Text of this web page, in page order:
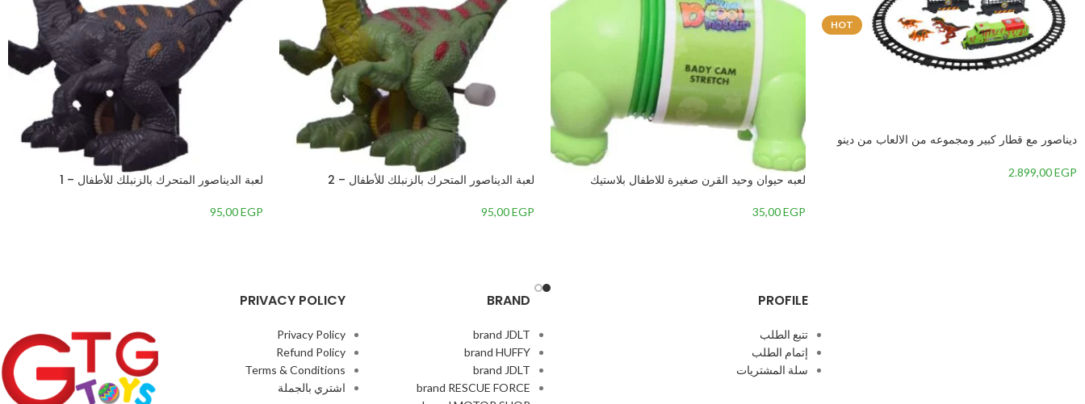
HOT
ديناصور مع قطار كبير ومجموعه من الالعاب من دينو
اضائة من LED وصوت ضخم-2.899,00EGP لعبه حيوان وحيد القرن صغيرة للاطفال بلاستيك
35,00EGP
لعبة الديناصور المتحرك بالزنبلك للأطفال – 2
95,00EGP
لعبة الديناصور المتحرك بالزنبلك للأطفال – 1
95,00EGP
PROFILE
تتبع الطلب
إتمام الطلب
سلة المشتريات
BRAND
brand JDLT
brand HUFFY
brand JDLT
brand RESCUE FORCE
PRIVACY POLICY
Privacy Policy
Refund Policy
Terms & Conditions
اشتري بالجملة